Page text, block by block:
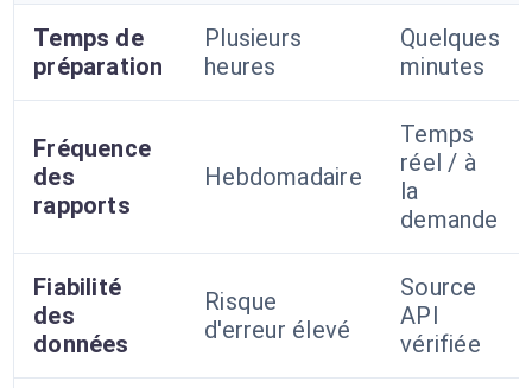
Temps de
préparation
Plusieurs
heures
Quelques
minutes
Fréquence
des
rapports
Hebdomadaire
Temps
réel / à
la
demande
Fiabilité
des
données
Risque
d'erreur élevé
Source
API
vérifiée